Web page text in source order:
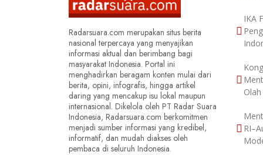
Radarsuara.com merupakan situs berita
nasional terpercaya yang menyajikan
informasi aktual dan berimbang bagi
masyarakat Indonesia. Portal ini
menghadirkan beragam konten mulai dari
berita, opini, infografis, hingga artikel
daring yang mencakup isu lokal maupun
internasional. Dikelola oleh PT Radar Suara
Indonesia, Radarsuara.com berkomitmen
menjadi sumber informasi yang kredibel,
informatif, dan mudah diakses oleh
pembaca di seluruh Indonesia.
IKA